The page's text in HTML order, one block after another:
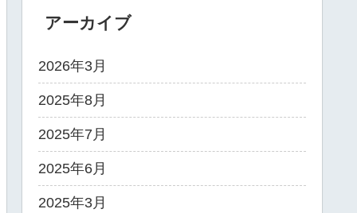
アーカイブ
2026年3月
2025年8月
2025年7月
2025年6月
2025年3月